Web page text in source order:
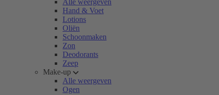
Alle weergeven
Hand & Voet
Lotions
Oliën
Schoonmaken
Zon
Deodorants
Zeep
Make-up
Alle weergeven
Ogen